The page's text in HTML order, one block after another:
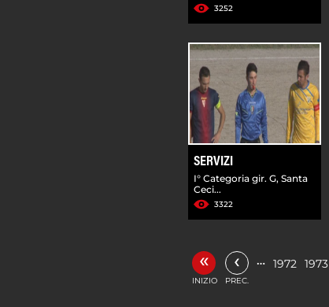
3252
SERVIZI
I° Categoria gir. G, Santa
Ceci...
3322
«
INIZIO
‹
PREC.
… 1972 1973